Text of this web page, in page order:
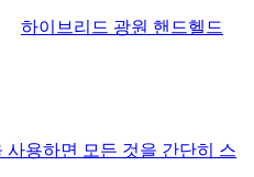
하이브리드 광원 핸드헬드
사용하면 모든 것을 간단히 스